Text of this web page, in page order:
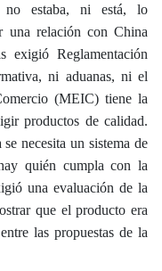
no estaba, ni está, lo
una relación con China
exigió Reglamentación
ni aduanas, ni el
(MEIC) tiene la
productos de calidad.
necesita un sistema de
quién cumpla con la
una evaluación de la
que el producto era
las propuestas de la